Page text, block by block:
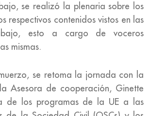
se realizó la plenaria sobre los
respectivos contenidos vistos en las
esto a cargo de voceros
mismas.
se retoma la jornada con la
Asesora de cooperación, Ginette
de los programas de la UE a las